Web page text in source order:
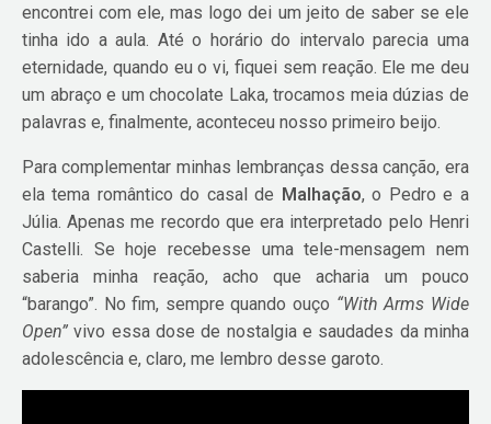
encontrei com ele, mas logo dei um jeito de saber se ele
tinha ido a aula. Até o horário do intervalo parecia uma
eternidade, quando eu o vi, fiquei sem reação. Ele me deu
um abraço e um chocolate Laka, trocamos meia dúzias de
palavras e, finalmente, aconteceu nosso primeiro beijo.
Para complementar minhas lembranças dessa canção, era
ela tema romântico do casal de Malhação, o Pedro e a
Júlia. Apenas me recordo que era interpretado pelo Henri
Castelli. Se hoje recebesse uma tele-mensagem nem
saberia minha reação, acho que acharia um pouco
“barango”. No fim, sempre quando ouço “With Arms Wide
Open” vivo essa dose de nostalgia e saudades da minha
adolescência e, claro, me lembro desse garoto.